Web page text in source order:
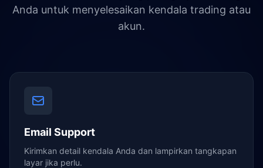
Anda untuk menyelesaikan kendala trading atau
akun.
Email Support
Kirimkan detail kendala Anda dan lampirkan tangkapan
layar jika perlu.